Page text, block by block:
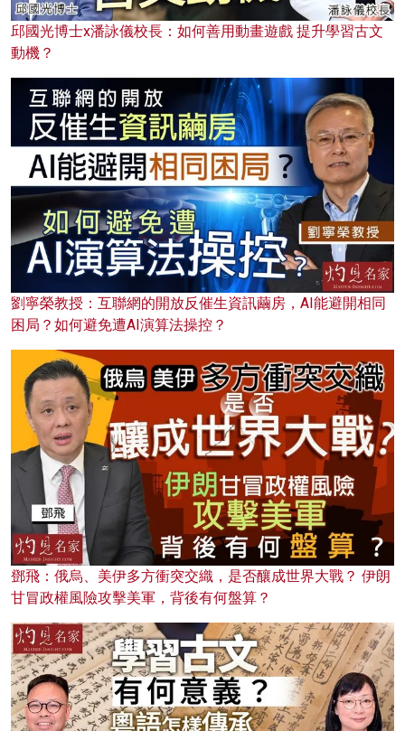
邱國光博士x潘詠儀校長：如何善用動畫遊戲 提升學習古文
動機？
劉寧榮教授：互聯網的開放反催生資訊繭房，AI能避開相同
困局？如何避免遭AI演算法操控？
鄧飛：俄烏、美伊多方衝突交織，是否釀成世界大戰？ 伊朗
甘冒政權風險攻擊美軍，背後有何盤算？